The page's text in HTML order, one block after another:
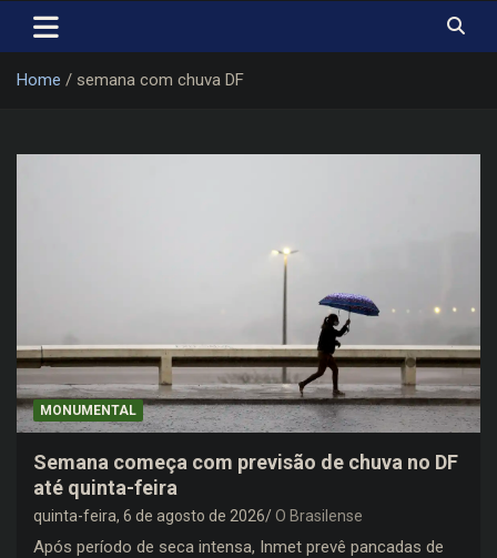
Home semana com chuva DF
MONUMENTAL
Semana começa com previsão de chuva no DF
até quinta-feira
quinta-feira, 6 de agosto de 2026 O Brasilense
Após período de seca intensa, Inmet prevê pancadas de